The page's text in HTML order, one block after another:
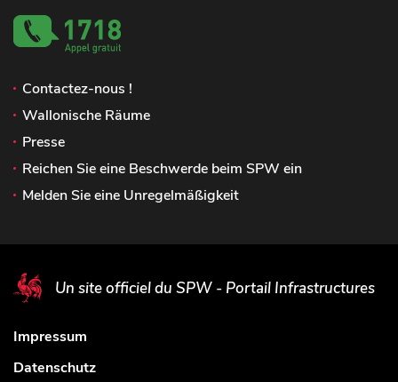
Contactez-nous !
Wallonische Räume
Presse
Reichen Sie eine Beschwerde beim SPW ein
Melden Sie eine Unregelmäßigkeit
Un site officiel du SPW - Portail Infrastructures
Impressum
Datenschutz